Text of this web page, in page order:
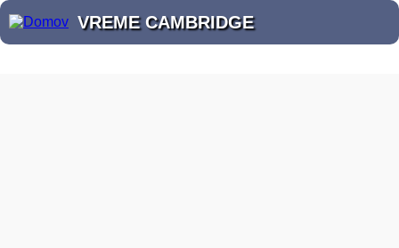
VREME CAMBRIDGE